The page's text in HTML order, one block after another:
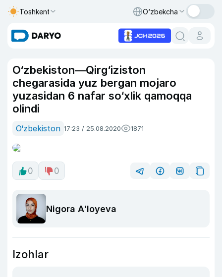
Toshkent O‘zbekcha
O‘zbekiston—Qirg‘iziston
chegarasida yuz bergan mojaro
yuzasidan 6 nafar so‘xlik qamoqqa
olindi
O‘zbekiston 17:23 / 25.08.2020 1871
0 0
Nigora A'loyeva
Izohlar